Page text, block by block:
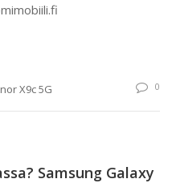
X9c 5G 0
Samsung Galaxy